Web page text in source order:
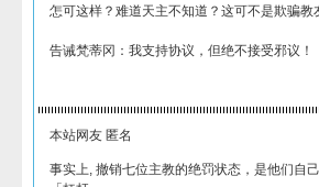
怎可这样？难道天主不知道？这可不是欺骗
告诫梵蒂冈：我支持协议，但绝不接受邪议！
本站网友 匿名
事实上, 撤销七位主教的绝罚状态，是他们自